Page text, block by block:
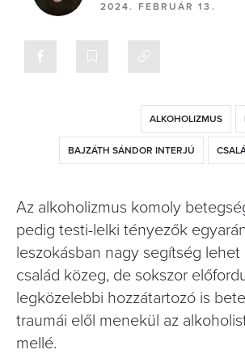
2024. FEBRUÁR 13.
ALKOHOLIZMUS
BAJZÁTH SÁNDOR INTERJÚ
Az alkoholizmus komoly
pedig testi-lelki tényezők
leszokásban nagy segítség
család közeg, de sokszor
legközelebbi hozzátartozó is
traumái elől menekül az
mellé.